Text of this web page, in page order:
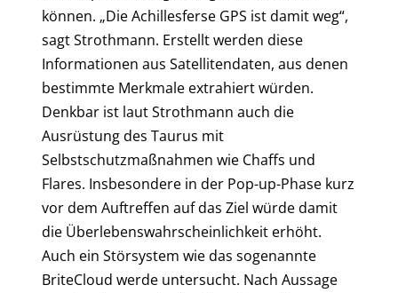
können. „Die Achillesferse GPS ist damit weg“,
sagt Strothmann. Erstellt werden diese
Informationen aus Satellitendaten, aus denen
bestimmte Merkmale extrahiert würden.
Denkbar ist laut Strothmann auch die
Ausrüstung des Taurus mit
Selbstschutzmaßnahmen wie Chaffs und
Flares. Insbesondere in der Pop-up-Phase kurz
vor dem Auftreffen auf das Ziel würde damit
die Überlebenswahrscheinlichkeit erhöht.
Auch ein Störsystem wie das sogenannte
BriteCloud werde untersucht. Nach Aussage